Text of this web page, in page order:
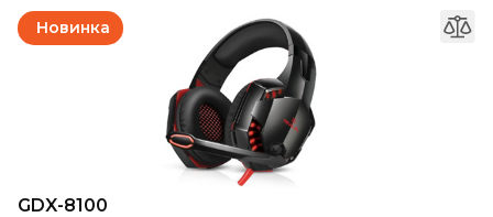
Новинка
GDX-8100